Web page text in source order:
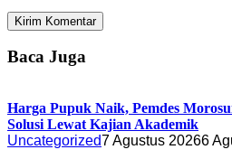
Baca Juga
Harga Pupuk Naik, Pemdes
Solusi Lewat Kajian Akademik
Uncategorized7 Agustus 20266